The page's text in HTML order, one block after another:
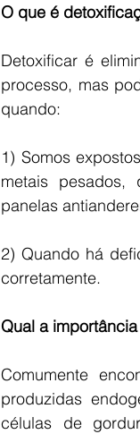
O que é
Detoxificar é
processo, mas
quando:
1) Somos
metais pesados,
panelas
2) Quando há
corretamente.
Qual a
Comumente
produzidas
células de